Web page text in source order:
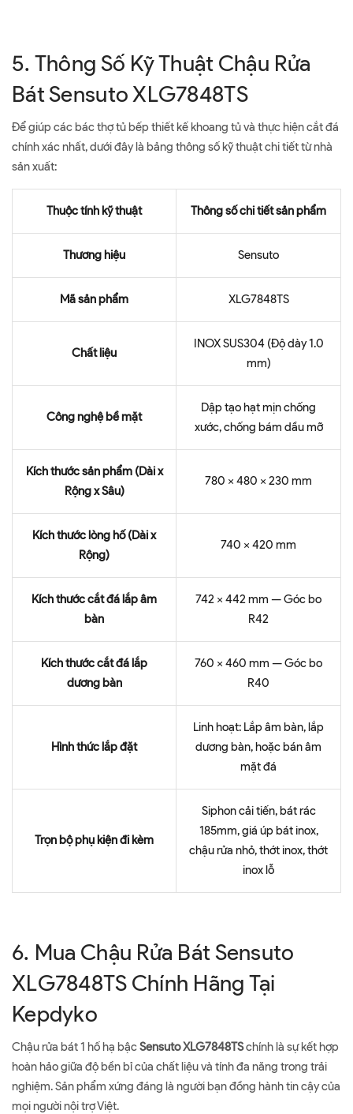
5. Thông Số Kỹ Thuật Chậu Rửa
Bát Sensuto XLG7848TS
Để giúp các bác thợ tủ bếp thiết kế khoang tủ và thực hiện cắt đá
chính xác nhất, dưới đây là bảng thông số kỹ thuật chi tiết từ nhà
sản xuất:
Thuộc tính kỹ thuật Thông số chi tiết sản phẩm
Thương hiệu Sensuto
Mã sản phẩm XLG7848TS
Chất liệu
INOX SUS304 (Độ dày 1.0
mm)
Công nghệ bề mặt
Dập tạo hạt mịn chống
xước, chống bám dầu mỡ
Kích thước sản phẩm (Dài x
Rộng x Sâu)
780 x 480 x 230 mm
Kích thước lòng hố (Dài x
Rộng)
740 x 420 mm
Kích thước cắt đá lắp âm
bàn
742 x 442 mm — Góc bo
R42
Kích thước cắt đá lắp
dương bàn
760 x 460 mm — Góc bo
R40
Hình thức lắp đặt
Linh hoạt: Lắp âm bàn, lắp
dương bàn, hoặc bán âm
mặt đá
Trọn bộ phụ kiện đi kèm
Siphon cải tiến, bát rác
185mm, giá úp bát inox,
chậu rửa nhỏ, thớt inox, thớt
inox lỗ
6. Mua Chậu Rửa Bát Sensuto
XLG7848TS Chính Hãng Tại
Kepdyko
Chậu rửa bát 1 hố hạ bậc Sensuto XLG7848TSchính là sự kết hợp
hoàn hảo giữa độ bền bỉ của chất liệu và tính đa năng trong trải
nghiệm. Sản phẩm xứng đáng là người bạn đồng hành tin cậy của
mọi người nội trợ Việt.